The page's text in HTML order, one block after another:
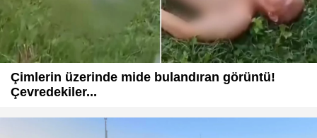
Çimlerin üzerinde mide bulandıran görüntü!
Çevredekiler...